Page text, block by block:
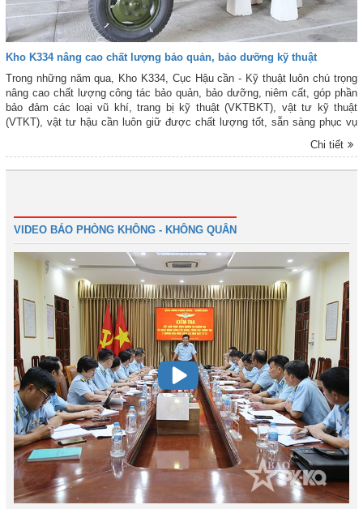
Kho K334 nâng cao chất lượng bảo quản, bảo dưỡng kỹ thuật
Trong những năm qua, Kho K334, Cục Hậu cần - Kỹ thuật luôn chú trọng
nâng cao chất lượng công tác bảo quản, bảo dưỡng, niêm cất, góp phần
bảo đảm các loại vũ khí, trang bị kỹ thuật (VKTBKT), vật tư kỹ thuật
(VTKT), vật tư hậu cần luôn giữ được chất lượng tốt, sẵn sàng phục vụ
nhiệm vụ huấn luyện và sẵn sàng chiến đấu của các đơn vị trên địa bàn
Chi tiết
VIDEO BÁO PHÒNG KHÔNG - KHÔNG QUÂN